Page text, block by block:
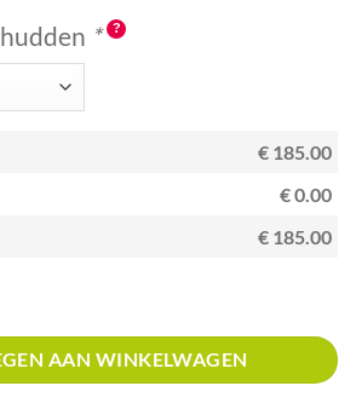
*
€ 185.00
€ 0.00
€ 185.00
AAN WINKELWAGEN